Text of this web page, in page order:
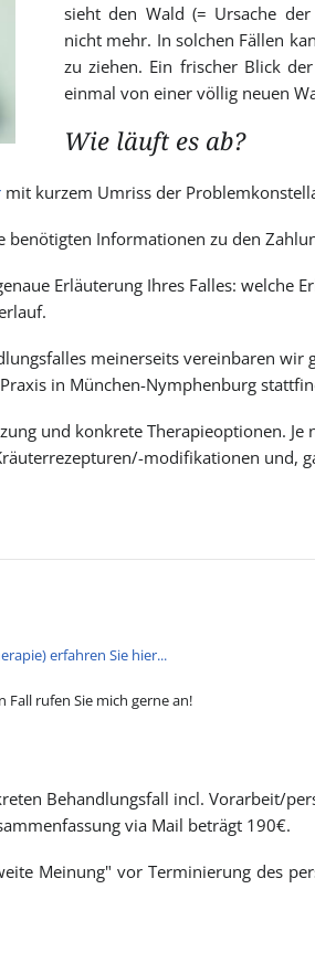
sieht den Wald (= Ursache
nicht mehr. In solchen Fällen
zu ziehen. Ein frischer Blick
einmal von einer völlig neuen
Wie läuft es ab?
mit kurzem Umriss der
benötigten Informationen zu den
Erläuterung Ihres Falles: welche
meinerseits vereinbaren wir
in München-Nymphenburg
und konkrete Therapieoptionen.
modifikationen und,
erfahren Sie hier...
rufen Sie mich gerne an!
Behandlungsfall incl. Vorarbeit/
via Mail beträgt 190€.
Meinung" vor Terminierung des